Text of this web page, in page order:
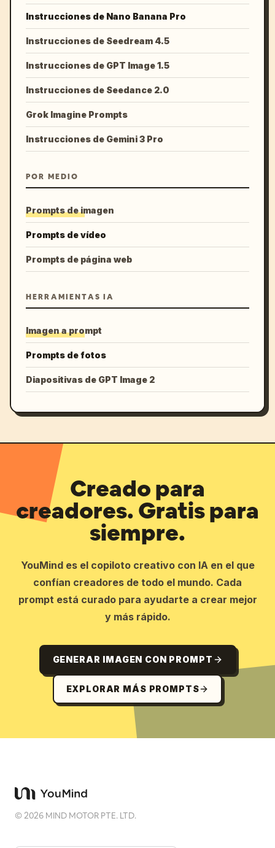
Instrucciones de Nano Banana Pro
Instrucciones de Seedream 4.5
Instrucciones de GPT Image 1.5
Instrucciones de Seedance 2.0
Grok Imagine Prompts
Instrucciones de Gemini 3 Pro
POR MEDIO
Prompts de imagen
Prompts de vídeo
Prompts de página web
HERRAMIENTAS IA
Imagen a prompt
Prompts de fotos
Diapositivas de GPT Image 2
Creado para
creadores. Gratis para
siempre.
YouMind es el copiloto creativo con IA en el que
confían creadores de todo el mundo. Cada
prompt está curado para ayudarte a crear mejor
y más rápido.
GENERAR IMAGEN CON PROMPT
EXPLORAR MÁS PROMPTS
©2026 MIND MOTOR PTE. LTD.